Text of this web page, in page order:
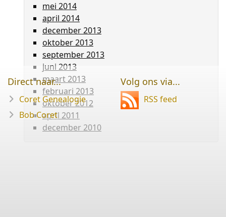
mei 2014
april 2014
december 2013
oktober 2013
september 2013
juni 2013
maart 2013
februari 2013
oktober 2012
april 2011
december 2010
Direct naar...
Coret Genealogie
Bob Coret
Volg ons via...
RSS feed